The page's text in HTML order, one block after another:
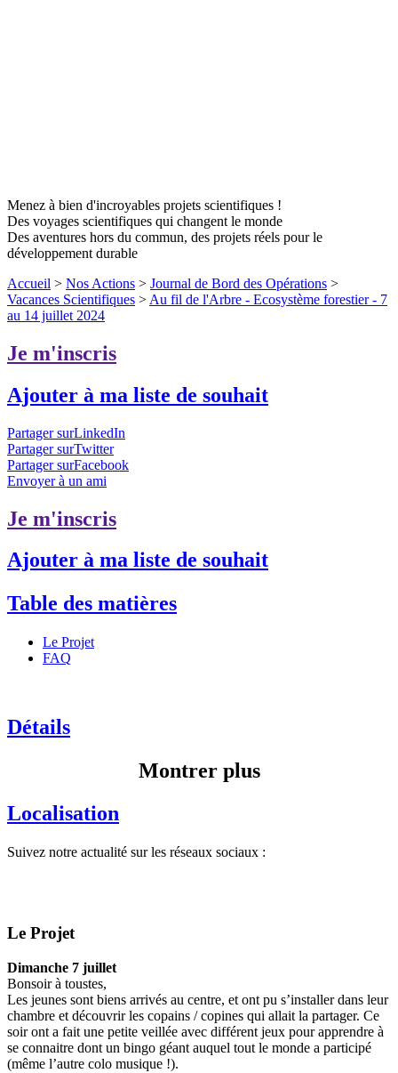
Menez à bien d'incroyables projets scientifiques !
Des voyages scientifiques qui changent le monde
Des aventures hors du commun, des projets réels pour le
développement durable
Accueil > Nos Actions > Journal de Bord des Opérations >
Vacances Scientifiques > Au fil de l'Arbre - Ecosystème forestier - 7
au 14 juillet 2024
Je m'inscris
Ajouter à ma liste de souhait
Partager surLinkedIn
Partager surTwitter
Partager surFacebook
Envoyer à un ami
Je m'inscris
Ajouter à ma liste de souhait
Table des matières
Le Projet
FAQ
Détails
Montrer plus
Localisation
Suivez notre actualité sur les réseaux sociaux :
Le Projet
Dimanche 7 juillet
Bonsoir à toustes,
Les jeunes sont biens arrivés au centre, et ont pu s’installer dans leur
chambre et découvrir les copains / copines qui allait la partager. Ce
soir ont a fait une petite veillée avec différent jeux pour apprendre à
se connaitre dont un bingo géant auquel tout le monde a participé
(même l’autre colo musique !).